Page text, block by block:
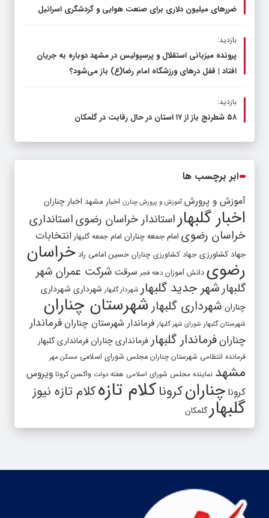
ضررهای میلیون دلاری برای صنعت هوایی و گردشگری اسرائیل
بازدید:
پرونده میزبانی استقلال و پرسپولیس در مشهد دوباره به جریان
افتاد | قفل در‌های ورزشگاه امام رضا(ع) باز می‌شود؟
بازدید:
۵۸ شطرنج‌ باز از ۱۷ استان در حال رقابت در گلمکان
ابر برچسب ها
آموزش و پرورش آموزش و پرورش چنارن اخبار مشهد اخبار چناران
اخبار گلبهار استاندار خراسان رضویاستانداری
خراسان رضوی امام جمعه چناران امام جمعه گلبهار انتخابات
جهاد کشاورزی جهاد کشاورزی چناران حسین امامی راد خراسان
رضوی دانش آموزان دهه فجر سرقت شرکت عمران شهر
گلبهارشهر جدید گلبهار شهردار گلبهار شهرداری شهرداری
چناران شهرداری گلبهار شهرستان چناران
شهرستان گلبهار شورای شهر گلبهار فرماندار شهرستان چناران فرماندار
چنارانفرماندار گلبهار فرمانداری چناران فرمانداری گلبهار
فرمانده انتظامی شهرستان چناران مجلس شورای اسلامی مسکن مهر
مشهد نماینده مجلس شورای اسلامی هفته دولت واکسن کرونا ویروس
کرونا چنارانکروناکلام تازهکلام تازه نیوز
گلبهارگلمکان